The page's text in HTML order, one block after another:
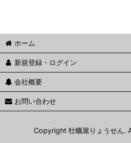
ホーム
新規登録・ログイン
会社概要
お問い合わせ
Copyright 牡蠣屋りょうせん.